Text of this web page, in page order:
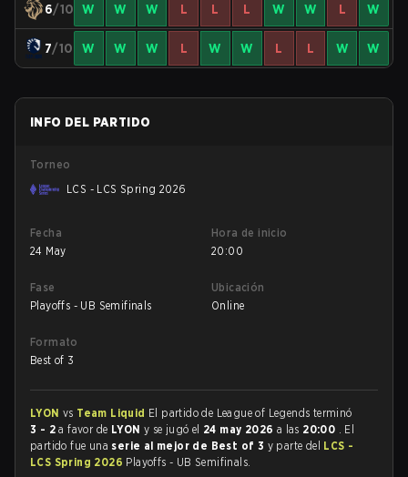
6/10 W W W L L L W W L W
7/10 W W W L W W L L W W
INFO DEL PARTIDO
Torneo
LCS - LCS Spring 2026
Fecha
24 May
Hora de inicio
20:00
Fase
Playoffs - UB Semifinals
Ubicación
Online
Formato
Best of 3
LYON vs Team Liquid El partido de League of Legends terminó
3 - 2 a favor de LYON y se jugó el 24 may 2026 a las 20:00 . El
partido fue una serie al mejor de Best of 3 y parte del LCS -
LCS Spring 2026 Playoffs - UB Semifinals.